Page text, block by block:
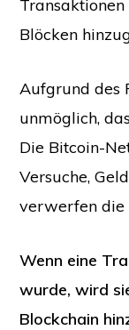
Blöcken
Aufgrund des
unmöglich,
Die Bitcoin-
Versuche,
verwerfen die
Wenn eine
wurde, wird
Blockchain